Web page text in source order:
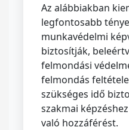
Az alábbiakban
legfontosabb
munkavédelmi
biztosítják,
felmondási
felmondás
szükséges idő
szakmai
való hozzáférést.